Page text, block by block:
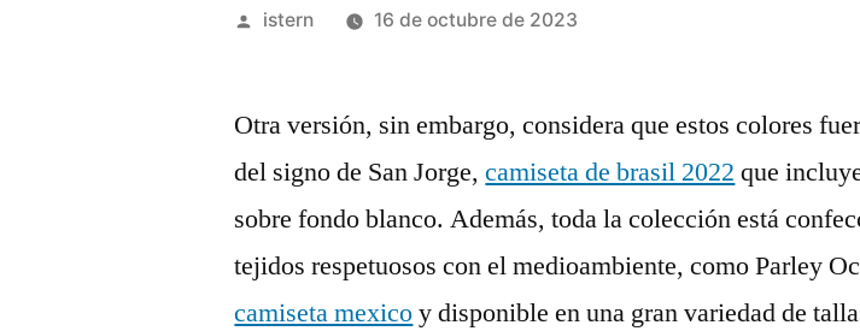
Publicado
istern 16 de octubre de 2023
Otra versión, sin embargo, considera que estos colores
del signo de San Jorge,camiseta de brasil 2022 que
sobre fondo blanco. Además, toda la colección está
tejidos respetuosos con el medioambiente, como Parley
camiseta mexicoy disponible en una gran variedad de